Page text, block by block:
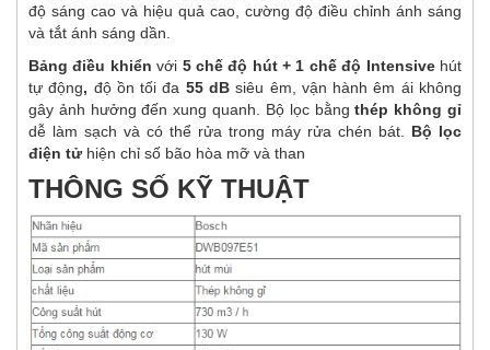
độ sáng cao và hiệu quả cao, cường độ điều chỉnh ánh sáng
và tắt ánh sáng dần.
Bảng điều khiển với 5 chế độ hút + 1 chế độ Intensive hút
tự động, độ ồn tối đa 55 dB siêu êm, vận hành êm ái không
gây ảnh hưởng đến xung quanh. Bộ lọc bằngthép không gỉ
dễ làm sạch và có thể rửa trong máy rửa chén bát. Bộ lọc
điện tửhiện chỉ số bão hòa mỡ và than
THÔNG SỐ KỸ THUẬT